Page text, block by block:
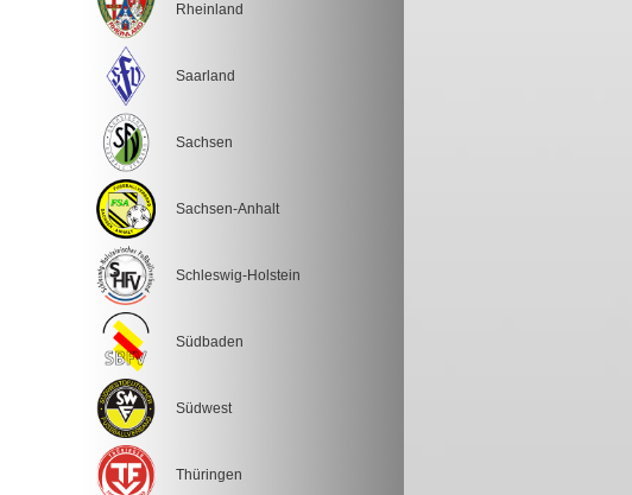
Rheinland
Saarland
Sachsen
Sachsen-Anhalt
Schleswig-Holstein
Südbaden
Südwest
Thüringen